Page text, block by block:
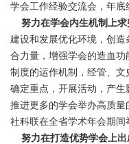
学会工作经验交流会，年底
努力在学会内生机制上求
建设和发展优化环境，创
合力量，增强学会的造血
制度的运作机制，经管、文
确定重点，开展活动，产
推进更多的学会举办高质
社科联在全省学术年会期间
努力在打造优势学会上出